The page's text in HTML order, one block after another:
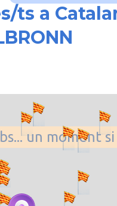
ts a
un moment